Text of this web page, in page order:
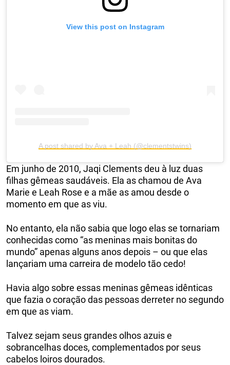
View this post on Instagram
A post shared by Ava + Leah (@clementstwins)
Em junho de 2010, Jaqi Clements deu à luz duas
filhas gêmeas saudáveis. Ela as chamou de Ava
Marie e Leah Rose e a mãe as amou desde o
momento em que as viu.
No entanto, ela não sabia que logo elas se tornariam
conhecidas como “as meninas mais bonitas do
mundo” apenas alguns anos depois – ou que elas
lançariam uma carreira de modelo tão cedo!
Havia algo sobre essas meninas gêmeas idênticas
que fazia o coração das pessoas derreter no segundo
em que as viam.
Talvez sejam seus grandes olhos azuis e
sobrancelhas doces, complementados por seus
cabelos loiros dourados.